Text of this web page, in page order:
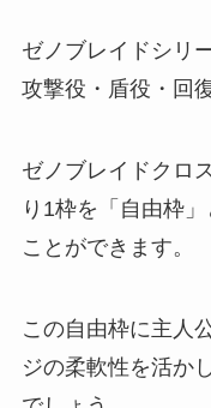
ゼノブレイドシリ
攻撃役・盾役・回
ゼノブレイドクロ
り1枠を「自由枠
ことができます。
この自由枠に主人
ジの柔軟性を活か